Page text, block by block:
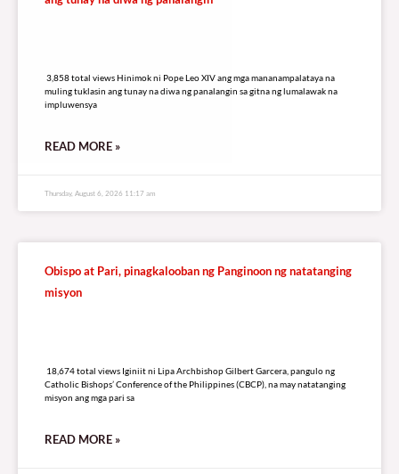
3,858 total views Hinimok ni Pope Leo XIV ang mga mananampalataya na
muling tuklasin ang tunay na diwa ng panalangin sa gitna ng lumalawak na
impluwensya
READ MORE »
Thursday, August 6, 2026 11:17 am
Obispo at Pari, pinagkalooban ng Panginoon ng natatanging
misyon
18,674 total views Iginiit ni Lipa Archbishop Gilbert Garcera, pangulo ng
Catholic Bishops’ Conference of the Philippines (CBCP), na may natatanging
misyon ang mga pari sa
READ MORE »